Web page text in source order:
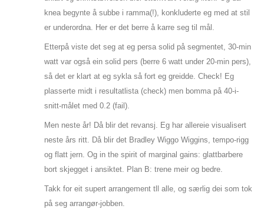
knea begynte å subbe i ramma(!), konkluderte eg med at stil
er underordna. Her er det berre å karre seg til mål.
Etterpå viste det seg at eg persa solid på segmentet, 30-min
watt var også ein solid pers (berre 6 watt under 20-min pers),
så det er klart at eg sykla så fort eg greidde. Check! Eg
plasserte midt i resultatlista (check) men bomma på 40-i-
snitt-målet med 0.2 (fail).
Men neste år! Då blir det revansj. Eg har allereie visualisert
neste års ritt. Då blir det Bradley Wiggo Wiggins, tempo-rigg
og flatt jern. Og in the spirit of marginal gains: glattbarbere
bort skjegget i ansiktet. Plan B: trene meir og bedre.
Takk for eit supert arrangement tll alle, og særlig dei som tok
på seg arrangør-jobben.